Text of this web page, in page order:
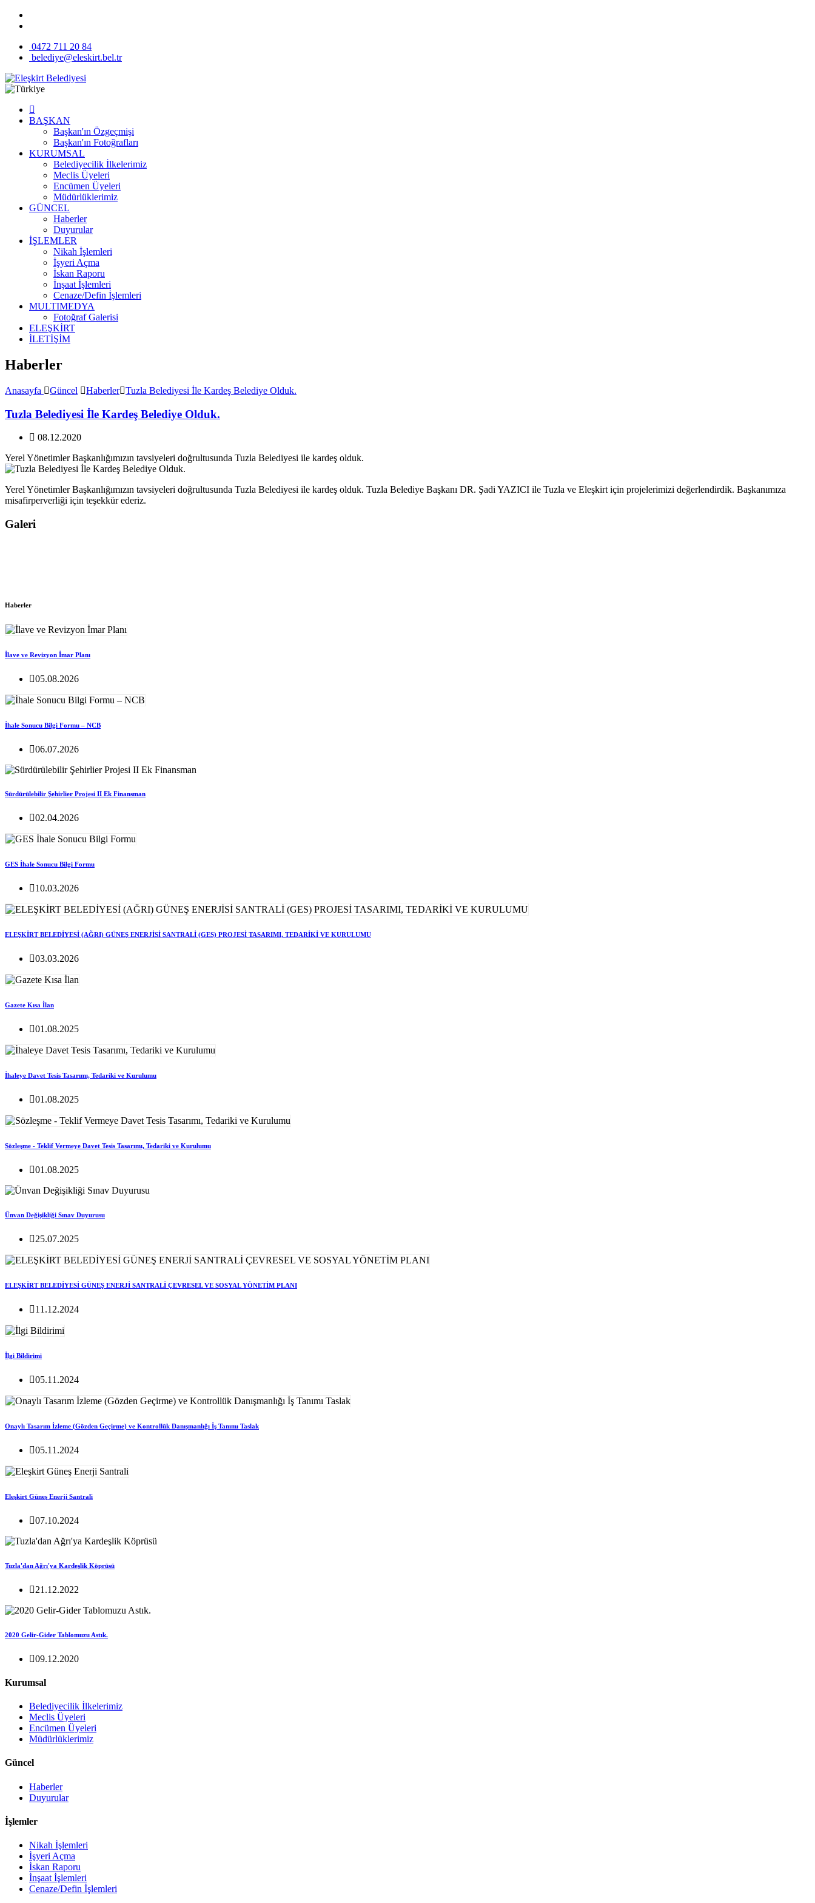
0472 711 20 84
belediye@eleskirt.bel.tr
BAŞKAN
Başkan'ın Özgeçmişi
Başkan'ın Fotoğrafları
KURUMSAL
Belediyecilik İlkelerimiz
Meclis Üyeleri
Encümen Üyeleri
Müdürlüklerimiz
GÜNCEL
Haberler
Duyurular
İŞLEMLER
Nikah İşlemleri
İşyeri Açma
İskan Raporu
İnşaat İşlemleri
Cenaze/Defin İşlemleri
MULTIMEDYA
Fotoğraf Galerisi
ELEŞKİRT
İLETİŞİM
Haberler
Anasayfa Güncel Haberler Tuzla Belediyesi İle Kardeş Belediye Olduk.
Tuzla Belediyesi İle Kardeş Belediye Olduk.
08.12.2020
Yerel Yönetimler Başkanlığımızın tavsiyeleri doğrultusunda Tuzla Belediyesi ile kardeş olduk.
Yerel Yönetimler Başkanlığımızın tavsiyeleri doğrultusunda Tuzla Belediyesi ile kardeş olduk. Tuzla Belediye Başkanı DR. Şadi YAZICI ile Tuzla ve Eleşkirt için projelerimizi değerlendirdik. Başkanımıza
misafirperverliği için teşekkür ederiz.
Galeri
Haberler
İlave ve Revizyon İmar Planı
05.08.2026
İhale Sonucu Bilgi Formu – NCB
06.07.2026
Sürdürülebilir Şehirlier Projesi II Ek Finansman
02.04.2026
GES İhale Sonucu Bilgi Formu
10.03.2026
ELEŞKİRT BELEDİYESİ (AĞRI) GÜNEŞ ENERJİSİ SANTRALİ (GES) PROJESİ TASARIMI, TEDARİKİ VE KURULUMU
03.03.2026
Gazete Kısa İlan
01.08.2025
İhaleye Davet Tesis Tasarımı, Tedariki ve Kurulumu
01.08.2025
Sözleşme - Teklif Vermeye Davet Tesis Tasarımı, Tedariki ve Kurulumu
01.08.2025
Ünvan Değişikliği Sınav Duyurusu
25.07.2025
ELEŞKİRT BELEDİYESİ GÜNEŞ ENERJİ SANTRALİ ÇEVRESEL VE SOSYAL YÖNETİM PLANI
11.12.2024
İlgi Bildirimi
05.11.2024
Onaylı Tasarım İzleme (Gözden Geçirme) ve Kontrollük Danışmanlığı İş Tanımı Taslak
05.11.2024
Eleşkirt Güneş Enerji Santrali
07.10.2024
Tuzla'dan Ağrı'ya Kardeşlik Köprüsü
21.12.2022
2020 Gelir-Gider Tablomuzu Astık.
09.12.2020
Kurumsal
Belediyecilik İlkelerimiz
Meclis Üyeleri
Encümen Üyeleri
Müdürlüklerimiz
Güncel
Haberler
Duyurular
İşlemler
Nikah İşlemleri
İşyeri Açma
İskan Raporu
İnşaat İşlemleri
Cenaze/Defin İşlemleri